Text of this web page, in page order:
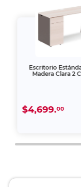
Escritorio
Madera Clara 2
$4,699.00